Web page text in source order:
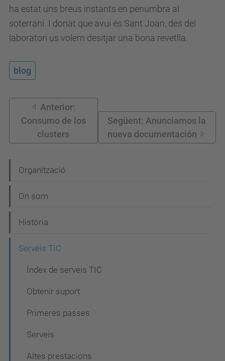
ha estat uns breus instants en penumbra al
soterrani. I donat que avui és Sant Joan, des del
laboratori us volem desitjar una bona revetlla.
blog
Anterior:
Consumo de los
clusters
Següent: Anunciamos la
nueva documentación
a
v
g
Organització
On som
Història
Serveis TIC
Índex de serveis TIC
Obtenir suport
Primeres passes
Serveis
Altes prestacions